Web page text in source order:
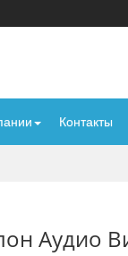
Контакты
Аудио